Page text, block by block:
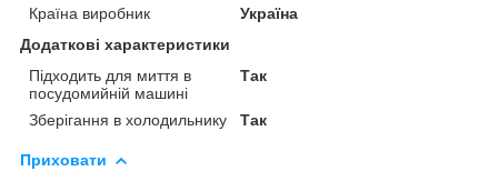
Країна виробник
Україна
Додаткові характеристики
Підходить для миття в
посудомийній машині
Так
Зберігання в холодильнику Так
Приховати